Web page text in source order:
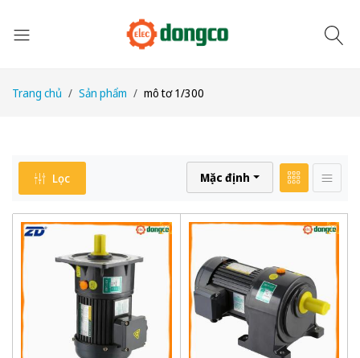
Trang chủ Sản phẩm mô tơ 1/300
Lọc Mặc định